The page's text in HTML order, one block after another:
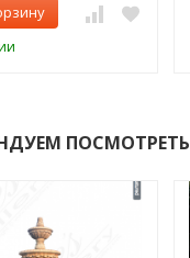
ПОСМОТРЕТЬ